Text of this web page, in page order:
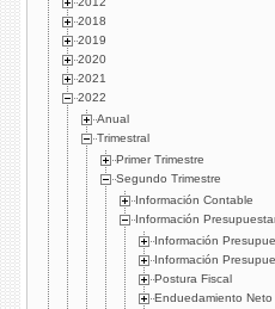
2018
2019
2020
2021
2022
Anual
Trimestral
Primer Trimestre
Segundo Trimestre
Información Contable
Información
Información
Información
Postura Fiscal
Enduedamiento Neto